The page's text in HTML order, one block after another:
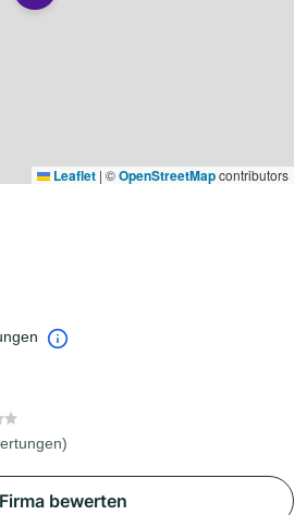
Leaflet | ©OpenStreetMapcontributors
Firma bewerten